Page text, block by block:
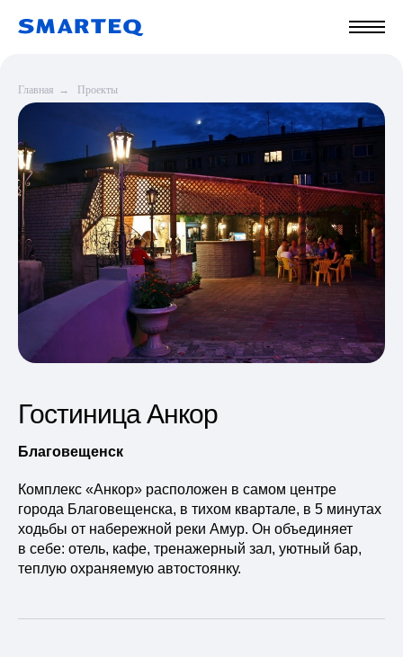
Главная → Проекты
Гостиница Анкор
Благовещенск
Комплекс «Анкор» расположен в самом центре
города Благовещенска, в тихом квартале, в 5 минутах
ходьбы от набережной реки Амур. Он объединяет
в себе: отель, кафе, тренажерный зал, уютный бар,
теплую охраняемую автостоянку.